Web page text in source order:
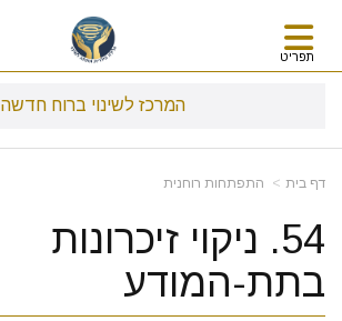
תפריט
המרכז לשינוי ברוח חדשה
דף בית התפתחות רוחנית
54. ניקוי זיכרונות
בתת-המודע